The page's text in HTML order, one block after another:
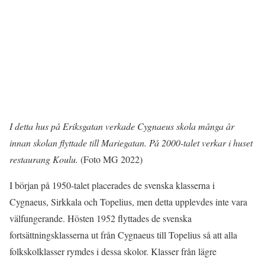
I detta hus på Eriksgatan verkade Cygnaeus skola många år
innan skolan flyttade till Mariegatan. På 2000-talet verkar i huset
restaurang Koulu. (Foto MG 2022)
I början på 1950-talet placerades de svenska klasserna i
Cygnaeus, Sirkkala och Topelius, men detta upplevdes inte vara
välfungerande. Hösten 1952 flyttades de svenska
fortsättningsklasserna ut från Cygnaeus till Topelius så att alla
folkskolklasser rymdes i dessa skolor. Klasser från lägre